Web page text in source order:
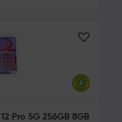
Pro 5G 256GB 8GB